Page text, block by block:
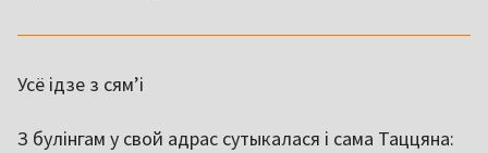
Усё ідзе з сям’і
З булінгам у свой адрас сутыкалася і сама Таццяна: